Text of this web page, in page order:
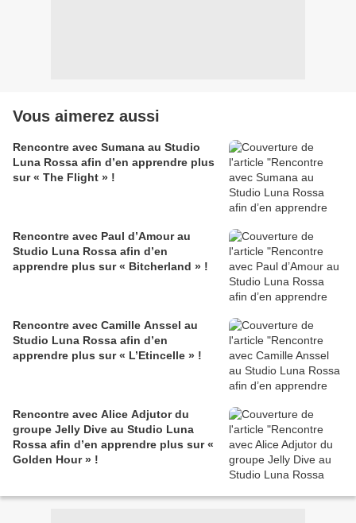
Vous aimerez aussi
Rencontre avec Sumana au Studio
Luna Rossa afin d’en apprendre plus
sur « The Flight » !
Rencontre avec Paul d’Amour au
Studio Luna Rossa afin d’en
apprendre plus sur « Bitcherland » !
Rencontre avec Camille Anssel au
Studio Luna Rossa afin d’en
apprendre plus sur « L’Etincelle » !
Rencontre avec Alice Adjutor du
groupe Jelly Dive au Studio Luna
Rossa afin d’en apprendre plus sur «
Golden Hour » !